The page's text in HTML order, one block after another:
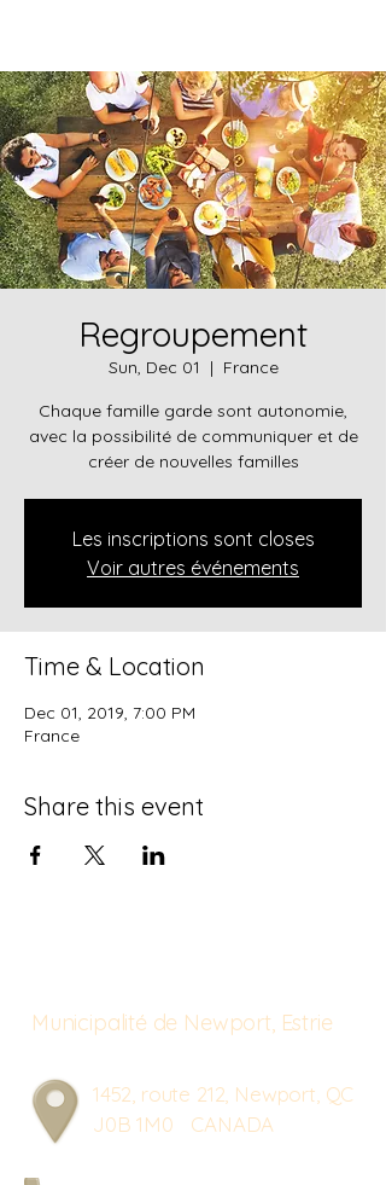
Regroupement
Sun, Dec 01
  |
France
Chaque famille garde sont autonomie,
avec la possibilité de communiquer et de
créer de nouvelles familles
Les inscriptions sont closes
Voir autres événements
Time & Location
Dec 01, 2019, 7:00 PM
France
Share this event
Municipalité de Newport, Estrie
1452, route 212, Newport, QC
J0B 1M0 CANADA